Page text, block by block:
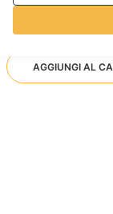
AGGIUNGI AL